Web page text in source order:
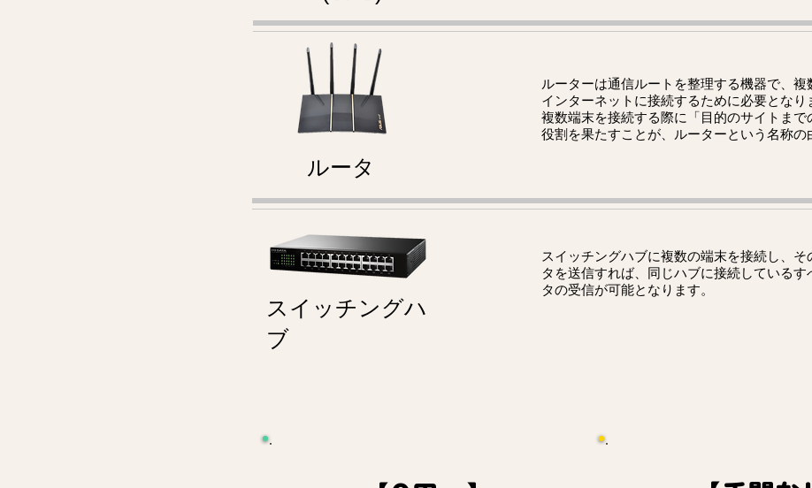
ルータ
ルーターは通信ルートを整理する機器で、複
インターネットに接続するために必要となり
複数端末を接続する際に「目的のサイトまで
役割を果たすことが、ルーターという名称の
スイッチングハ
ブ
スイッチングハブに複数の端末を接続し、そ
タを送信すれば、同じハブに接続している
タの受信が可能となります。